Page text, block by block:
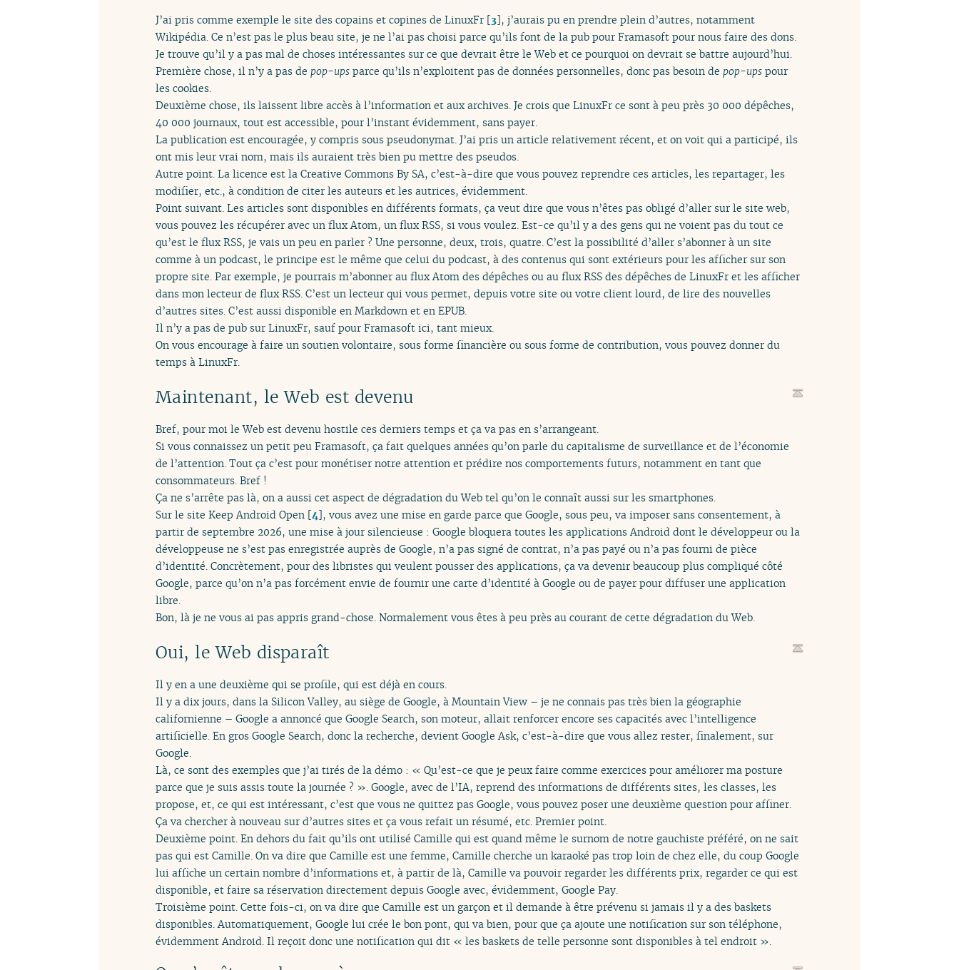
J’ai pris comme exemple le site des copains et copines de LinuxFr [3], j’aurais pu en prendre plein d’autres, notamment
Wikipédia. Ce n’est pas le plus beau site, je ne l’ai pas choisi parce qu’ils font de la pub pour Framasoft pour nous faire des dons.
Je trouve qu’il y a pas mal de choses intéressantes sur ce que devrait être le Web et ce pourquoi on devrait se battre aujourd’hui.
Première chose, il n’y a pas de pop-ups parce qu’ils n’exploitent pas de données personnelles, donc pas besoin de pop-ups pour
les cookies.
Deuxième chose, ils laissent libre accès à l’information et aux archives. Je crois que LinuxFr ce sont à peu près 30 000 dépêches,
40 000 journaux, tout est accessible, pour l’instant évidemment, sans payer.
La publication est encouragée, y compris sous pseudonymat. J’ai pris un article relativement récent, et on voit qui a participé, ils
ont mis leur vrai nom, mais ils auraient très bien pu mettre des pseudos.
Autre point. La licence est la Creative Commons By SA, c’est-à-dire que vous pouvez reprendre ces articles, les repartager, les
modifier, etc., à condition de citer les auteurs et les autrices, évidemment.
Point suivant. Les articles sont disponibles en différents formats, ça veut dire que vous n’êtes pas obligé d’aller sur le site web,
vous pouvez les récupérer avec un flux Atom, un flux RSS, si vous voulez. Est-ce qu’il y a des gens qui ne voient pas du tout ce
qu’est le flux RSS, je vais un peu en parler ? Une personne, deux, trois, quatre. C’est la possibilité d’aller s’abonner à un site
comme à un podcast, le principe est le même que celui du podcast, à des contenus qui sont extérieurs pour les afficher sur son
propre site. Par exemple, je pourrais m’abonner au flux Atom des dépêches ou au flux RSS des dépêches de LinuxFr et les afficher
dans mon lecteur de flux RSS. C’est un lecteur qui vous permet, depuis votre site ou votre client lourd, de lire des nouvelles
d’autres sites. C’est aussi disponible en Markdown et en EPUB.
Il n’y a pas de pub sur LinuxFr, sauf pour Framasoft ici, tant mieux.
On vous encourage à faire un soutien volontaire, sous forme financière ou sous forme de contribution, vous pouvez donner du
temps à LinuxFr.
Maintenant, le Web est devenu
Bref, pour moi le Web est devenu hostile ces derniers temps et ça va pas en s’arrangeant.
Si vous connaissez un petit peu Framasoft, ça fait quelques années qu’on parle du capitalisme de surveillance et de l’économie
de l’attention. Tout ça c’est pour monétiser notre attention et prédire nos comportements futurs, notamment en tant que
consommateurs. Bref !
Ça ne s’arrête pas là, on a aussi cet aspect de dégradation du Web tel qu’on le connaît aussi sur les smartphones.
Sur le site Keep Android Open [4], vous avez une mise en garde parce que Google, sous peu, va imposer sans consentement, à
partir de septembre 2026, une mise à jour silencieuse : Google bloquera toutes les applications Android dont le développeur ou la
développeuse ne s’est pas enregistrée auprès de Google, n’a pas signé de contrat, n’a pas payé ou n’a pas fourni de pièce
d’identité. Concrètement, pour des libristes qui veulent pousser des applications, ça va devenir beaucoup plus compliqué côté
Google, parce qu’on n’a pas forcément envie de fournir une carte d’identité à Google ou de payer pour diffuser une application
libre.
Bon, là je ne vous ai pas appris grand-chose. Normalement vous êtes à peu près au courant de cette dégradation du Web.
Oui, le Web disparaît
Il y en a une deuxième qui se profile, qui est déjà en cours.
Il y a dix jours, dans la Silicon Valley, au siège de Google, à Mountain View – je ne connais pas très bien la géographie
californienne – Google a annoncé que Google Search, son moteur, allait renforcer encore ses capacités avec l’intelligence
artificielle. En gros Google Search, donc la recherche, devient Google Ask, c’est-à-dire que vous allez rester, finalement, sur
Google.
Là, ce sont des exemples que j’ai tirés de la démo : « Qu’est-ce que je peux faire comme exercices pour améliorer ma posture
parce que je suis assis toute la journée ? ». Google, avec de l’IA, reprend des informations de différents sites, les classes, les
propose, et, ce qui est intéressant, c’est que vous ne quittez pas Google, vous pouvez poser une deuxième question pour affiner.
Ça va chercher à nouveau sur d’autres sites et ça vous refait un résumé, etc. Premier point.
Deuxième point. En dehors du fait qu’ils ont utilisé Camille qui est quand même le surnom de notre gauchiste préféré, on ne sait
pas qui est Camille. On va dire que Camille est une femme, Camille cherche un karaoké pas trop loin de chez elle, du coup Google
lui affiche un certain nombre d’informations et, à partir de là, Camille va pouvoir regarder les différents prix, regarder ce qui est
disponible, et faire sa réservation directement depuis Google avec, évidemment, Google Pay.
Troisième point. Cette fois-ci, on va dire que Camille est un garçon et il demande à être prévenu si jamais il y a des baskets
disponibles. Automatiquement, Google lui crée le bon pont, qui va bien, pour que ça ajoute une notification sur son téléphone,
évidemment Android. Il reçoit donc une notification qui dit « les baskets de telle personne sont disponibles à tel endroit ».